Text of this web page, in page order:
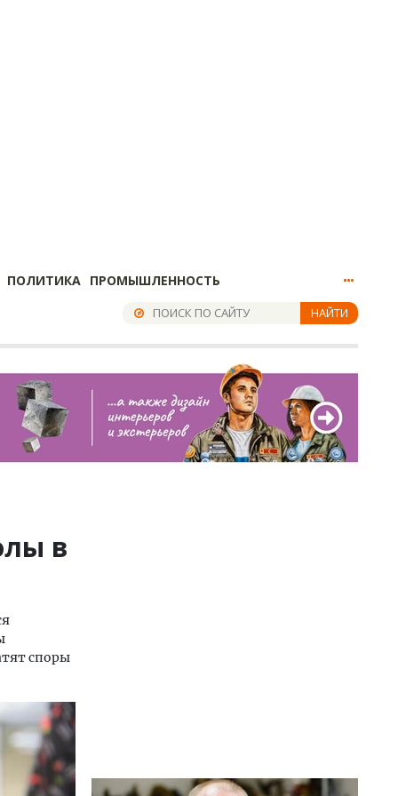
ПОЛИТИКА ПРОМЫШЛЕННОСТЬ
НАЙТИ
в
споры